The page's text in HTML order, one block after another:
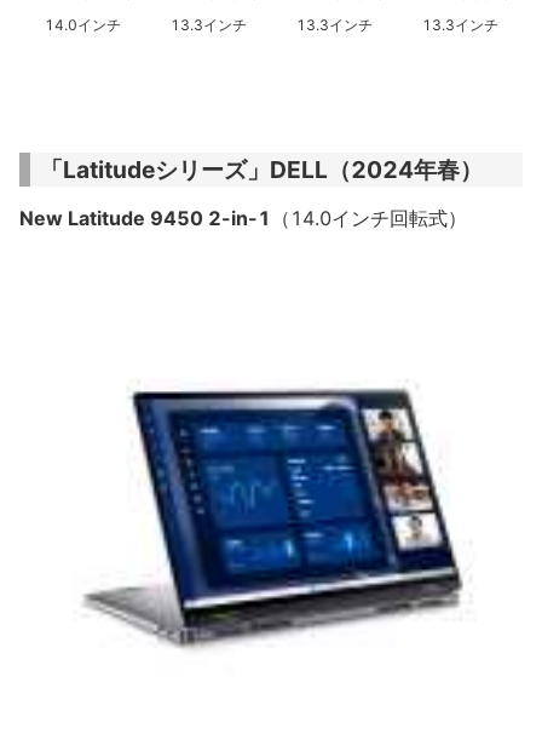
14.0インチ
13.3インチ
13.3インチ
13.3インチ
「Latitudeシリーズ」DELL（2024年春）
New Latitude 9450 2-in-1 （14.0インチ回転式）